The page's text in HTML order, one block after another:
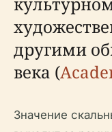
другими
века (
Значение